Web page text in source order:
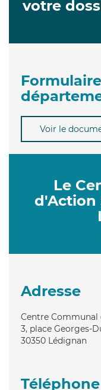
votre
Voir le
Le
d'Action
Adresse
Centre Communal
3, place Georges-
30350 Lédignan
Téléphone